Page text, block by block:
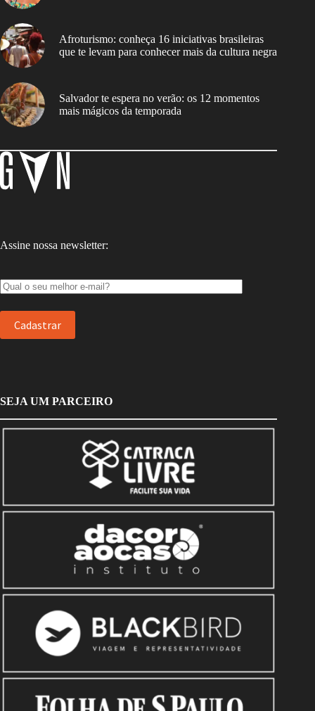
Afroturismo: conheça 16 iniciativas brasileiras
que te levam para conhecer mais da cultura negra
Salvador te espera no verão: os 12 momentos
mais mágicos da temporada
Assine nossa newsletter:
SEJA UM PARCEIRO